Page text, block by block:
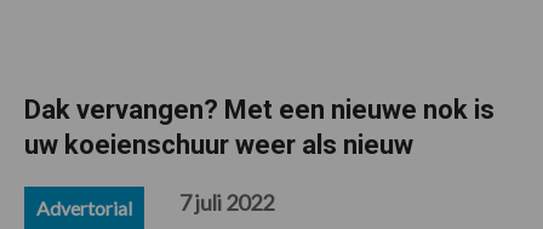
Dak vervangen? Met een nieuwe nok is
uw koeienschuur weer als nieuw
Advertorial 7 juli 2022